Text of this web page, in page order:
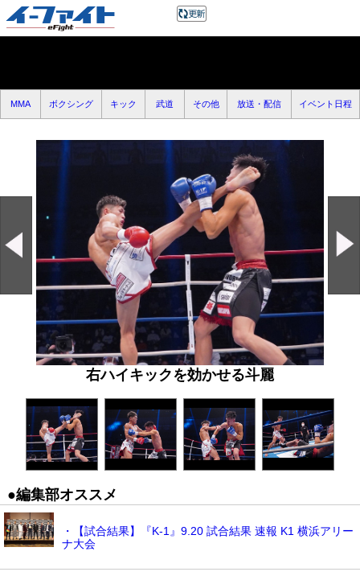
MMA ボクシング キック 武道 その他 放送・配信 イベント日程
右ハイキックを効かせる斗麗
●編集部オススメ
・【試合結果】『K-1』9.20 試合結果 速報 K1 横浜アリー
ナ大会